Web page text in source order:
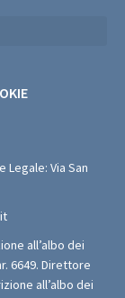
Legale: Via San
all’albo dei
6649. Direttore
all’albo dei